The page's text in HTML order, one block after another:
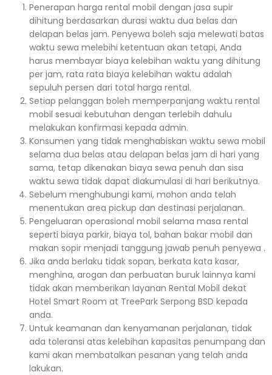
Penerapan harga rental mobil dengan jasa supir
dihitung berdasarkan durasi waktu dua belas dan
delapan belas jam. Penyewa boleh saja melewati batas
waktu sewa melebihi ketentuan akan tetapi, Anda
harus membayar biaya kelebihan waktu yang dihitung
per jam, rata rata biaya kelebihan waktu adalah
sepuluh persen dari total harga rental.
Setiap pelanggan boleh memperpanjang waktu rental
mobil sesuai kebutuhan dengan terlebih dahulu
melakukan konfirmasi kepada admin.
Konsumen yang tidak menghabiskan waktu sewa mobil
selama dua belas atau delapan belas jam di hari yang
sama, tetap dikenakan biaya sewa penuh dan sisa
waktu sewa tidak dapat diakumulasi di hari berikutnya.
Sebelum menghubungi kami, mohon anda telah
menentukan area pickup dan destinasi perjalanan.
Pengeluaran operasional mobil selama masa rental
seperti biaya parkir, biaya tol, bahan bakar mobil dan
makan sopir menjadi tanggung jawab penuh penyewa .
Jika anda berlaku tidak sopan, berkata kata kasar,
menghina, arogan dan perbuatan buruk lainnya kami
tidak akan memberikan layanan Rental Mobil dekat
Hotel Smart Room at TreePark Serpong BSD kepada
anda.
Untuk keamanan dan kenyamanan perjalanan, tidak
ada toleransi atas kelebihan kapasitas penumpang dan
kami akan membatalkan pesanan yang telah anda
lakukan.